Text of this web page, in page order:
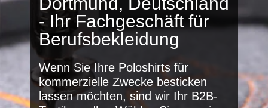
- Ihr Fachgeschäft für
Berufsbekleidung
Wenn Sie Ihre Poloshirts für
kommerzielle Zwecke besticken
lassen möchten, sind wir Ihr B2B-